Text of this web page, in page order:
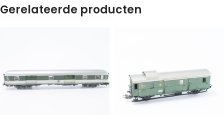
Gerelateerde producten